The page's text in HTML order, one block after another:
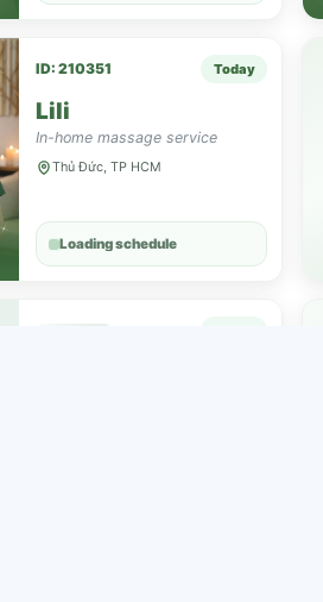
ID: 210351 Today
Lili
In-home massage service
Thủ Đức, TP HCM
Loading schedule